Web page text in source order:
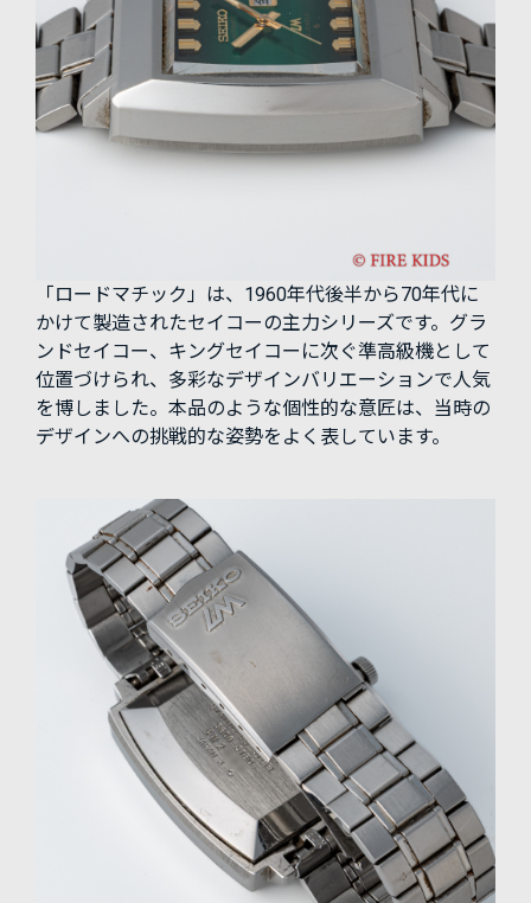
「ロードマチック」は、1960年代後半から70年代に
かけて製造されたセイコーの主力シリーズです。グラ
ンドセイコー、キングセイコーに次ぐ準高級機として
位置づけられ、多彩なデザインバリエーションで人気
を博しました。本品のような個性的な意匠は、当時の
デザインへの挑戦的な姿勢をよく表しています。